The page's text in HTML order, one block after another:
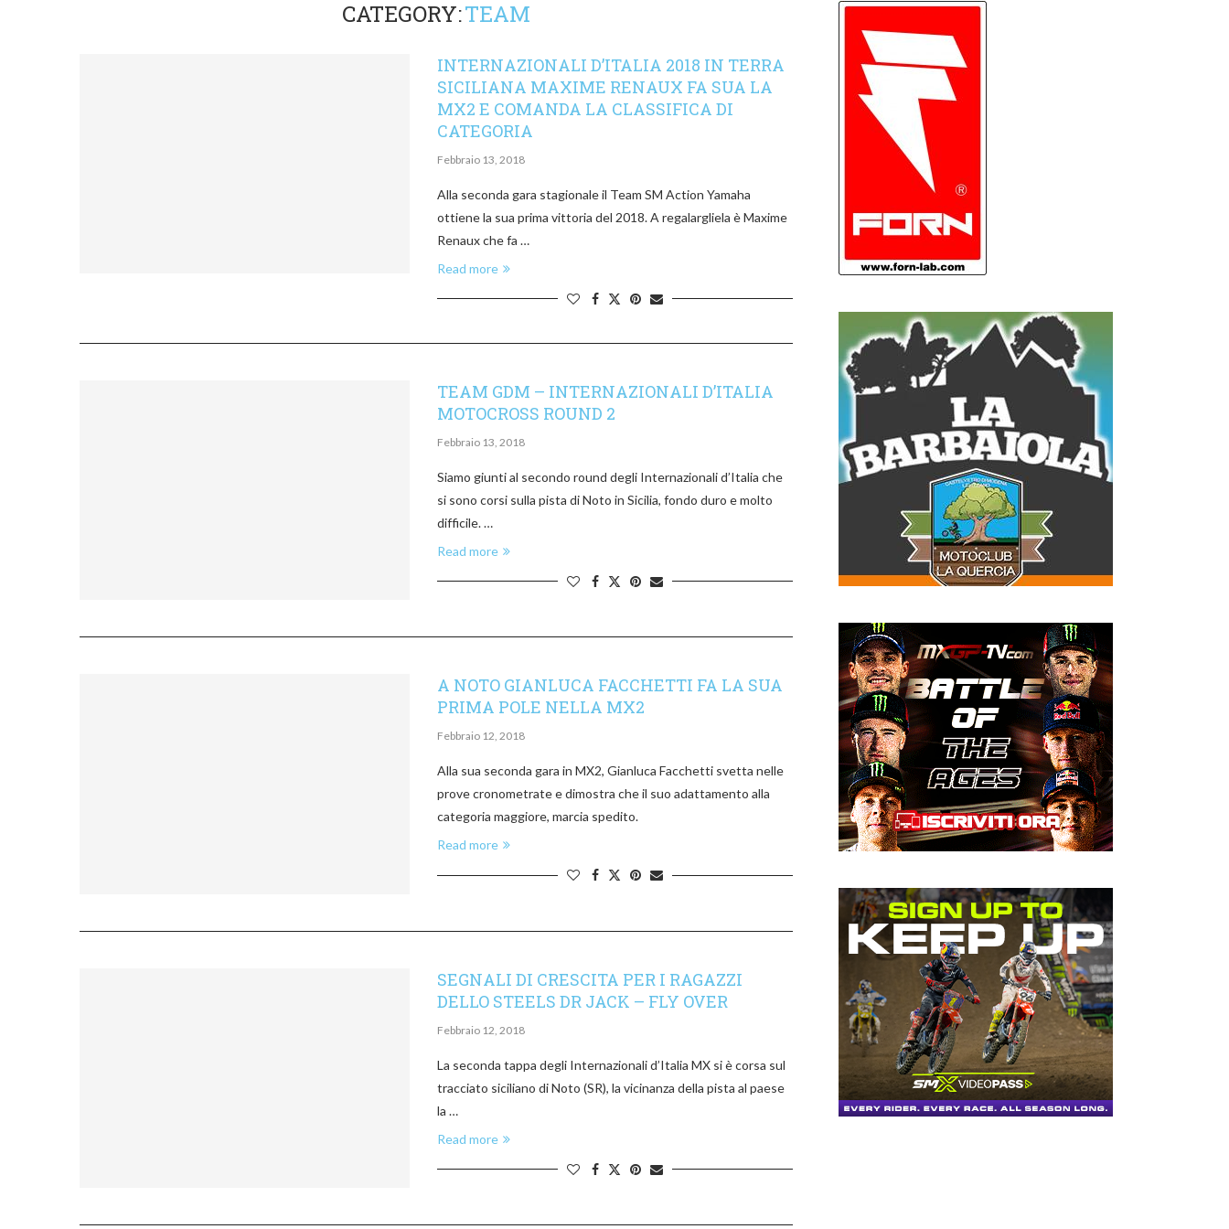
CATEGORY:TEAM
INTERNAZIONALI D’ITALIA 2018 IN TERRA
SICILIANA MAXIME RENAUX FA SUA LA
MX2 E COMANDA LA CLASSIFICA DI
CATEGORIA
Febbraio 13, 2018
Alla seconda gara stagionale il Team SM Action Yamaha
ottiene la sua prima vittoria del 2018. A regalargliela è Maxime
Renaux che fa …
Read more
TEAM GDM – INTERNAZIONALI D’ITALIA
MOTOCROSS ROUND 2
Febbraio 13, 2018
Siamo giunti al secondo round degli Internazionali d’Italia che
si sono corsi sulla pista di Noto in Sicilia, fondo duro e molto
difficile. …
Read more
A NOTO GIANLUCA FACCHETTI FA LA SUA
PRIMA POLE NELLA MX2
Febbraio 12, 2018
Alla sua seconda gara in MX2, Gianluca Facchetti svetta nelle
prove cronometrate e dimostra che il suo adattamento alla
categoria maggiore, marcia spedito.
Read more
SEGNALI DI CRESCITA PER I RAGAZZI
DELLO STEELS DR JACK – FLY OVER
Febbraio 12, 2018
La seconda tappa degli Internazionali d’Italia MX si è corsa sul
tracciato siciliano di Noto (SR), la vicinanza della pista al paese
la …
Read more